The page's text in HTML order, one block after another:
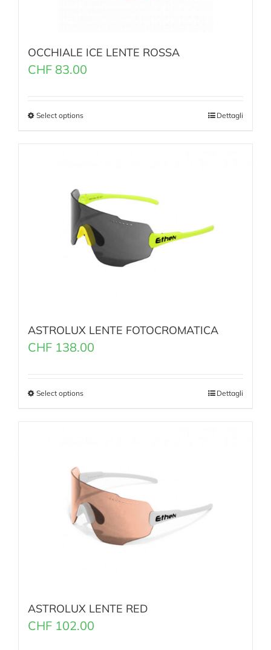
OCCHIALE ICE LENTE ROSSA
CHF 83.00
Select options Dettagli
ASTROLUX LENTE FOTOCROMATICA
CHF 138.00
Select options Dettagli
ASTROLUX LENTE RED
CHF 102.00